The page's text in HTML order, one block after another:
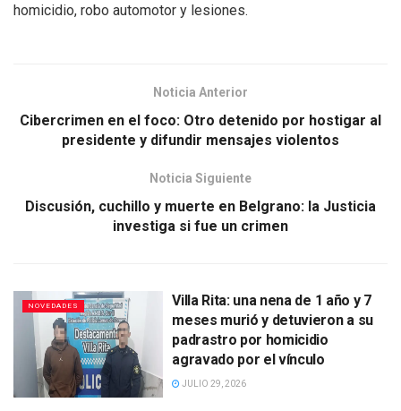
homicidio, robo automotor y lesiones.
Noticia Anterior
Cibercrimen en el foco: Otro detenido por hostigar al
presidente y difundir mensajes violentos
Noticia Siguiente
Discusión, cuchillo y muerte en Belgrano: la Justicia
investiga si fue un crimen
NOVEDADES
Villa Rita: una nena de 1 año y 7
meses murió y detuvieron a su
padrastro por homicidio
agravado por el vínculo
JULIO 29, 2026